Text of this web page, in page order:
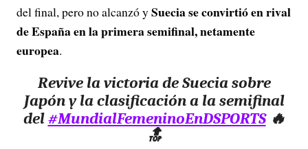
del final, pero no alcanzó ySuecia se convirtió en rival
de España en la primera semifinal, netamente
europea.
Revive la victoria de Suecia sobre
Japón y la clasificación a la semifinal
del#MundialFemeninoEnDSPORTS🔥
🔝